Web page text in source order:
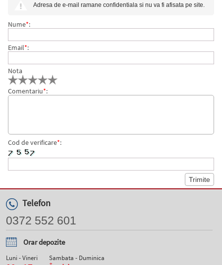
Adresa de e-mail ramane confidentiala si nu va fi afisata pe site.
Nume*:
Email*:
Nota
Comentariu*:
Cod de verificare*:
Telefon
0372 552 601
Orar depozite
Luni - Vineri Sambata - Duminica